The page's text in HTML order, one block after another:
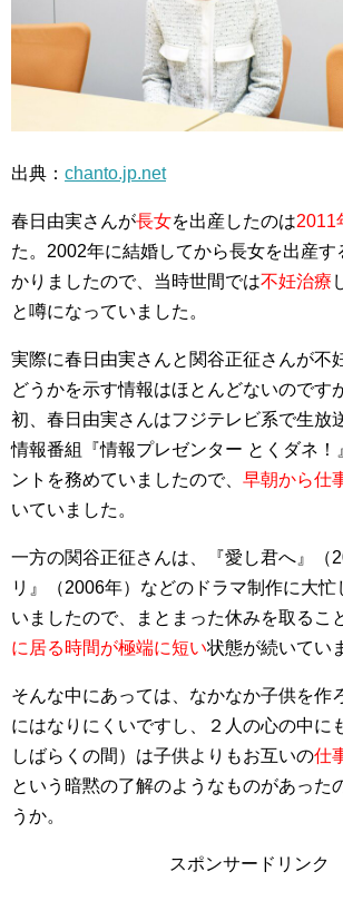
出典： chanto.jp.net
春日由実さんが長女を出産したのは2011
た。2002年に結婚してから長女を出産す
かりましたので、当時世間では不妊治療
と噂になっていました。
実際に春日由実さんと関谷正征さんが不
どうかを示す情報はほとんどないのです
初、春日由実さんはフジテレビ系で生放
情報番組『情報プレゼンター とくダネ！
ントを務めていましたので、 早朝から仕
いていました。
一方の関谷正征さんは、『愛し君へ』（
リ』（2006年）などのドラマ制作に大忙
いましたので、まとまった休みを取るこ
に居る時間が極端に短い状態が続いてい
そんな中にあっては、なかなか子供を作
にはなりにくいですし、２人の心の中に
しばらくの間）は子供よりもお互いの仕
という暗黙の了解のようなものがあった
うか。
スポンサードリンク